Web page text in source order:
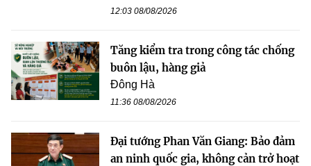
12:03 08/08/2026
Tăng kiểm tra trong công tác chống
buôn lậu, hàng giả
Đông Hà
11:36 08/08/2026
Đại tướng Phan Văn Giang: Bảo đảm
an ninh quốc gia, không cản trở hoạt